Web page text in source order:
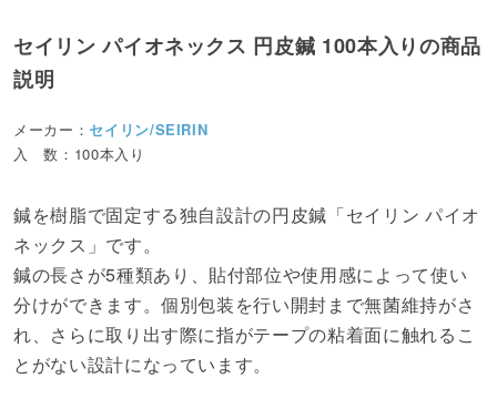
セイリン パイオネックス 円皮鍼 100本入りの商品
説明
メーカー： セイリン/SEIRIN
入 数：100本入り
鍼を樹脂で固定する独自設計の円皮鍼「セイリン パイオ
ネックス」です。
鍼の長さが5種類あり、貼付部位や使用感によって使い
分けができます。個別包装を行い開封まで無菌維持がさ
れ、さらに取り出す際に指がテープの粘着面に触れるこ
とがない設計になっています。